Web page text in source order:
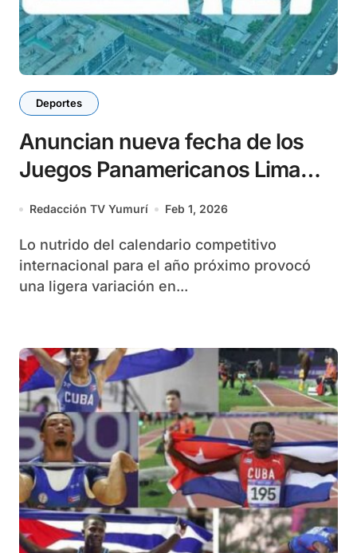
Deportes
Anuncian nueva fecha de los
Juegos Panamericanos Lima
2027
Redacción TV Yumurí Feb 1, 2026
Lo nutrido del calendario competitivo
internacional para el año próximo provocó
una ligera variación en...